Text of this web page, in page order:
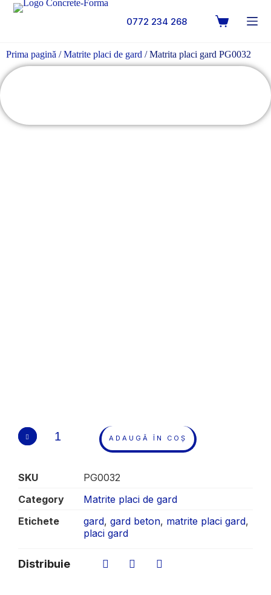
0772 234 268
Prima pagină /Matrite placi de gard / Matrita placi gard PG0032
ADAUGĂ ÎN COȘ
SKU
PG0032
Category
Matrite placi de gard
Etichete
gard, gard beton, matrite placi gard,
placi gard
Distribuie